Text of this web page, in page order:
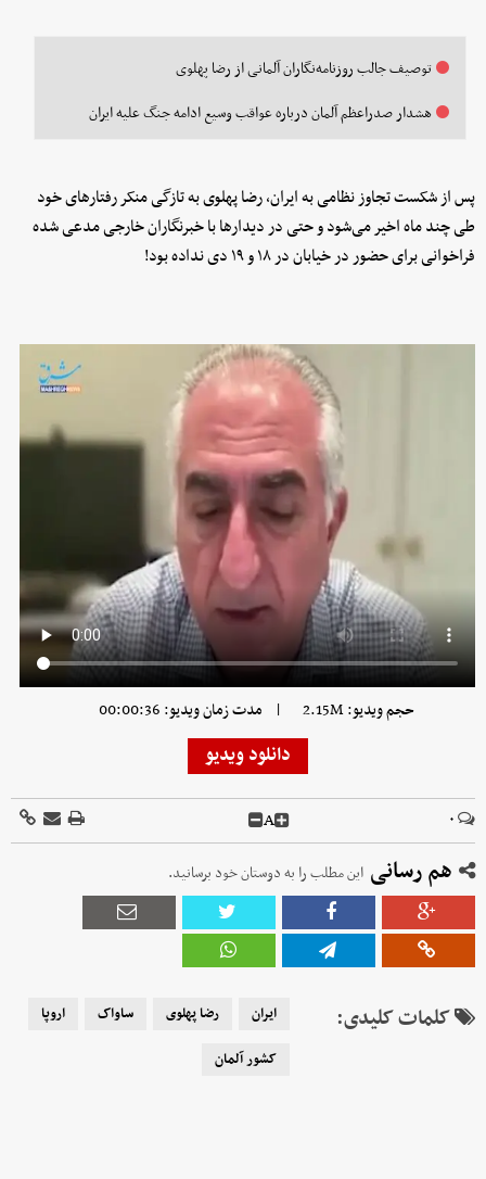
توصیف جالب روزنامه‌نگاران آلمانی از رضا پهلوی
هشدار صدراعظم آلمان درباره عواقب وسیع ادامه جنگ علیه ایران
پس از شکست تجاوز نظامی به ایران، رضا پهلوی به تازگی منکر رفتارهای خود
طی چند ماه اخیر می‌شود و حتی در دیدارها با خبرنگاران خارجی مدعی شده
فراخوانی برای حضور در خیابان در ۱۸ و ۱۹ دی نداده بود!
حجم ویدیو: 2.15M | مدت زمان ویدیو: 00:00:36
دانلود ویدیو
۰ A
هم رسانی این مطلب را به دوستان خود برسانید.
کلمات کلیدی: ایران رضا پهلوی ساواک
اروپا
کشور آلمان